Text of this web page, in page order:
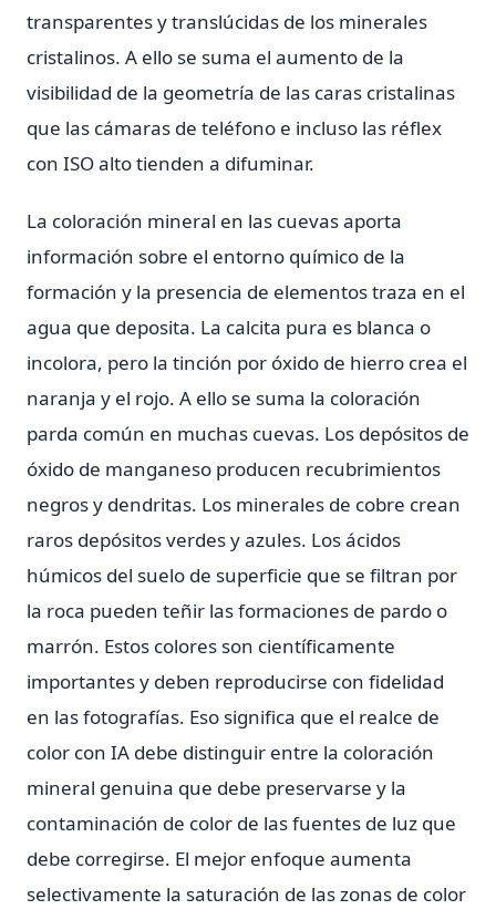
transparentes y translúcidas de los minerales
cristalinos. A ello se suma el aumento de la
visibilidad de la geometría de las caras cristalinas
que las cámaras de teléfono e incluso las réflex
con ISO alto tienden a difuminar.
La coloración mineral en las cuevas aporta
información sobre el entorno químico de la
formación y la presencia de elementos traza en el
agua que deposita. La calcita pura es blanca o
incolora, pero la tinción por óxido de hierro crea el
naranja y el rojo. A ello se suma la coloración
parda común en muchas cuevas. Los depósitos de
óxido de manganeso producen recubrimientos
negros y dendritas. Los minerales de cobre crean
raros depósitos verdes y azules. Los ácidos
húmicos del suelo de superficie que se filtran por
la roca pueden teñir las formaciones de pardo o
marrón. Estos colores son científicamente
importantes y deben reproducirse con fidelidad
en las fotografías. Eso significa que el realce de
color con IA debe distinguir entre la coloración
mineral genuina que debe preservarse y la
contaminación de color de las fuentes de luz que
debe corregirse. El mejor enfoque aumenta
selectivamente la saturación de las zonas de color